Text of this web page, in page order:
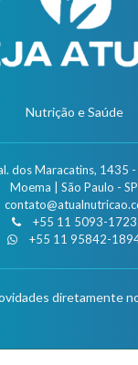
Nutrição e Saúde
dos Maracatins, 1435
Moema | São Paulo - SP
+55 11 5093-1723
+55 11 95842-
diretamente